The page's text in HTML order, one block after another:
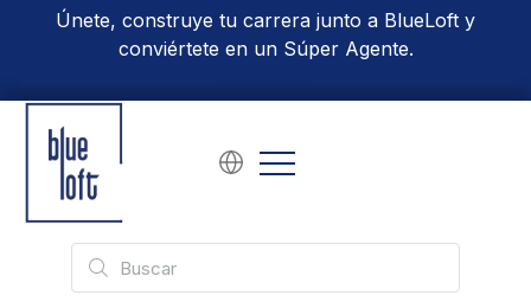
Únete, construye tu carrera junto a BlueLoft y
conviértete en un Súper Agente.